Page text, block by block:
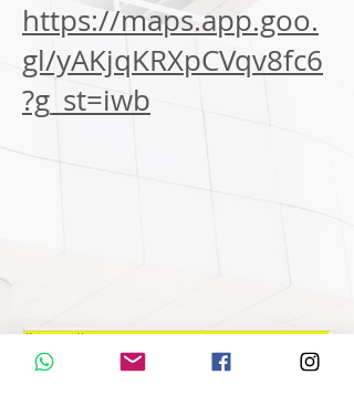
https://maps.app.goo.
gl/yAKjqKRXpCVqv8fc6
?g_st=iwb